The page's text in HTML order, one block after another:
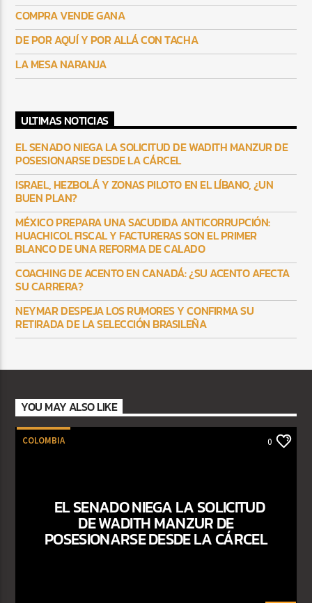
COMPRA VENDE GANA
DE POR AQUÍ Y POR ALLÁ CON TACHA
LA MESA NARANJA
ULTIMAS NOTICIAS
EL SENADO NIEGA LA SOLICITUD DE WADITH MANZUR DE
POSESIONARSE DESDE LA CÁRCEL
ISRAEL, HEZBOLÁ Y ZONAS PILOTO EN EL LÍBANO, ¿UN
BUEN PLAN?
MÉXICO PREPARA UNA SACUDIDA ANTICORRUPCIÓN:
HUACHICOL FISCAL Y FACTURERAS SON EL PRIMER
BLANCO DE UNA REFORMA DE CALADO
COACHING DE ACENTO EN CANADÁ: ¿SU ACENTO AFECTA
SU CARRERA?
NEYMAR DESPEJA LOS RUMORES Y CONFIRMA SU
RETIRADA DE LA SELECCIÓN BRASILEÑA
YOU MAY ALSO LIKE
COLOMBIA 0
EL SENADO NIEGA LA SOLICITUD
DE WADITH MANZUR DE
POSESIONARSE DESDE LA CÁRCEL